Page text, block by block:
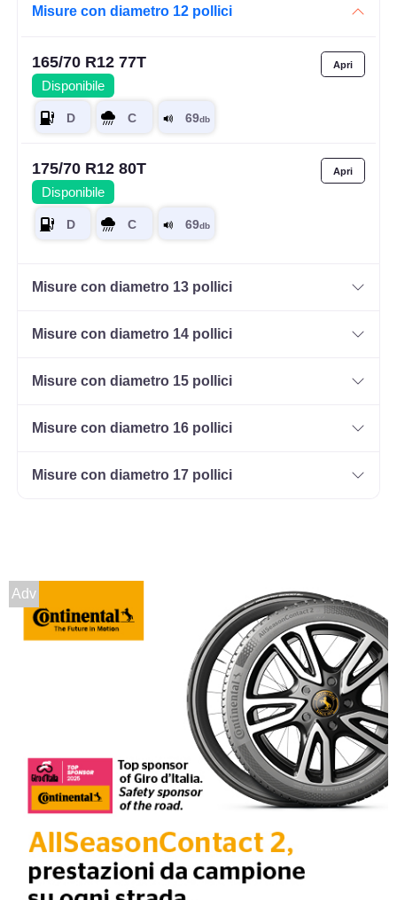
Misure con diametro 12 pollici
165/70 R12 77T
Disponibile
175/70 R12 80T
Disponibile
Misure con diametro 13 pollici
Misure con diametro 14 pollici
Misure con diametro 15 pollici
Misure con diametro 16 pollici
Misure con diametro 17 pollici
Adv